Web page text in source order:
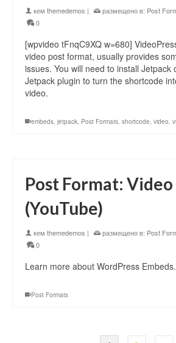
кем themedemos | размещено в: Post
0
[wpvideo tFnqC9XQ w=680]
video post format, usually provides
issues. You will need to install Jetpack
Jetpack plugin to turn the shortcode
video.
embeds, jetpack, Post Formats, shortcode, video,
Post Format: Video
(YouTube)
кем themedemos | размещено в: Post
0
Learn more about WordPress Embeds.
Post Formats